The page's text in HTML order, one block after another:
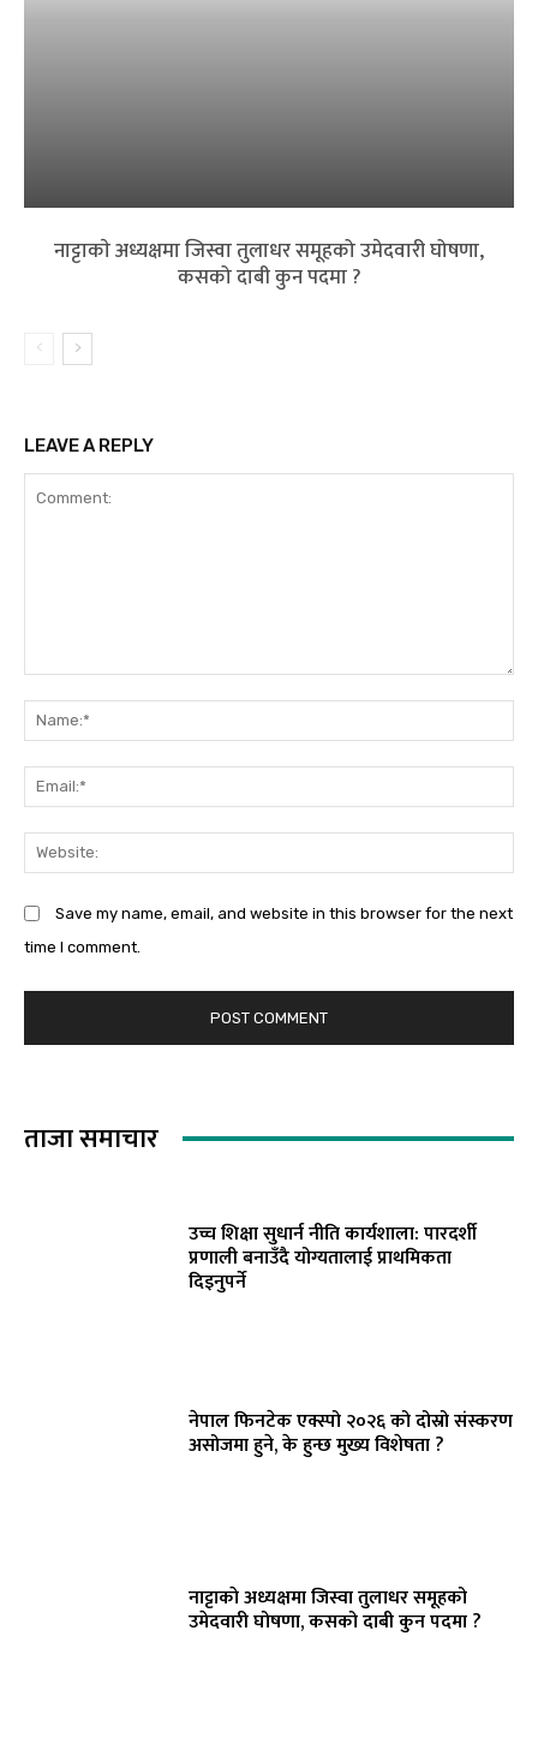
नाट्टाकाे अध्यक्षमा जिस्वा तुलाधर समूहको उमेदवारी घोषणा,
कसको दाबी कुन पदमा ?
LEAVE A REPLY
Save my name, email, and website in this browser for the next
time I comment.
ताजा समाचार
उच्च शिक्षा सुधार्न नीति कार्यशाला: पारदर्शी
प्रणाली बनाउँदै योग्यतालाई प्राथमिकता
दिइनुपर्ने
नेपाल फिनटेक एक्स्पो २०२६ को दोस्रो संस्करण
असोजमा हुने, के हुन्छ मुख्य विशेषता ?
नाट्टाकाे अध्यक्षमा जिस्वा तुलाधर समूहको
उमेदवारी घोषणा, कसको दाबी कुन पदमा ?